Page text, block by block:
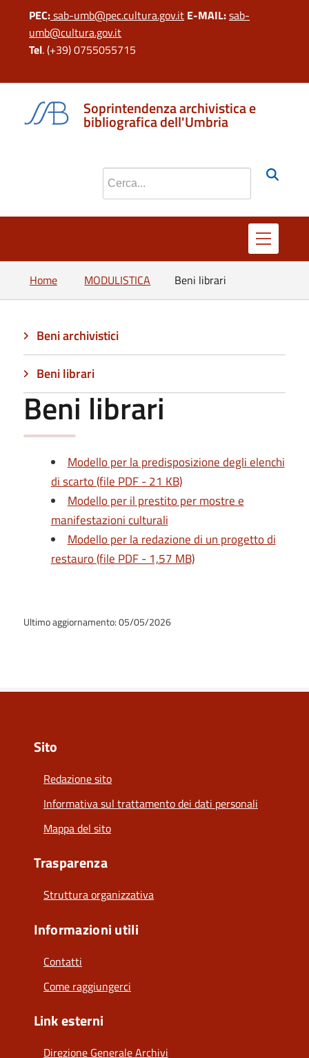
PEC:sab-umb@pec.cultura.gov.it E-MAIL:sab-
umb@cultura.gov.it
Tel. (+39) 0755055715
Soprintendenza archivistica e
bibliografica dell'Umbria
Cerca nel sito
Home MODULISTICA Beni librari
Beni archivistici
Beni librari
Beni librari
Modello per la predisposizione degli elenchi
di scarto (file PDF - 21 KB)
Modello per il prestito per mostre e
manifestazioni culturali
Modello per la redazione di un progetto di
restauro (file PDF - 1,57 MB)
Ultimo aggiornamento: 05/05/2026
Sito
Redazione sito
Informativa sul trattamento dei dati personali
Mappa del sito
Trasparenza
Struttura organizzativa
Informazioni utili
Contatti
Come raggiungerci
Link esterni
Direzione Generale Archivi